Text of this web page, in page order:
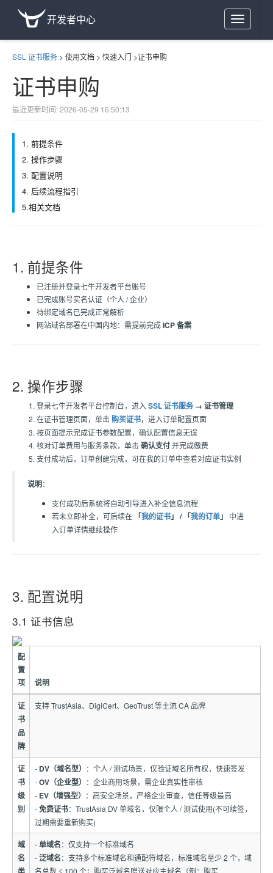
Toggle
navigation
开发者中心
SSL 证书服务 > 使用文档 > 快速入门 >证书申购
证书申购
最近更新时间: 2026-05-29 16:50:13
1. 前提条件
2. 操作步骤
3. 配置说明
4. 后续流程指引
5.相关文档
1. 前提条件
已注册并登录七牛开发者平台账号
已完成账号实名认证（个人 / 企业）
待绑定域名已完成正常解析
网站域名部署在中国内地：需提前完成ICP 备案
2. 操作步骤
登录七牛开发者平台控制台，进入 SSL 证书服务 → 证书管理
在证书管理页面，单击购买证书，进入订单配置页面
按页面提示完成证书参数配置，确认配置信息无误
核对订单费用与服务条款，单击确认支付并完成缴费
支付成功后，订单创建完成，可在我的订单中查看对应证书实例
说明：
支付成功后系统将自动引导进入补全信息流程
若未立即补全，可后续在 「我的证书」 / 「我的订单」
中进
入订单详情继续操作
3. 配置说明
3.1 证书信息
配
置
项
说明
证
书
品
牌
支持 TrustAsia、DigiCert、GeoTrust 等主流 CA 品牌
证
书
级
别
- DV（域名型） ：个人 / 测试场景，仅验证域名所有权，快速签发
-OV（企业型） ：企业商用场景，需企业真实性审核
- EV（增强型） ：高安全场景，严格企业审查，信任等级最高
-免费证书：TrustAsia DV 单域名，仅限个人 / 测试使用(不可续签，
过期需要重新购买)
域
名
-单域名：仅支持一个标准域名
-泛域名：支持多个标准域名和通配符域名，标准域名至少 2 个，域
名总数 ≤ 100 个；购买泛域名赠送对应主域名（例：购买